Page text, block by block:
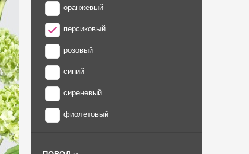
оранжевый
персиковый
розовый
синий
сиреневый
фиолетовый